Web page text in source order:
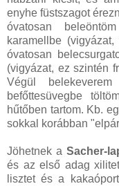
enyhe füstszagot
óvatosan
karamellbe
óvatosan
(vigyázat, ez szintén
Végül
befőttesüvegbe
hűtőben tartom. Kb.
sokkal korábban
Jöhetnek a Sacher-
és az első adag
lisztet és a